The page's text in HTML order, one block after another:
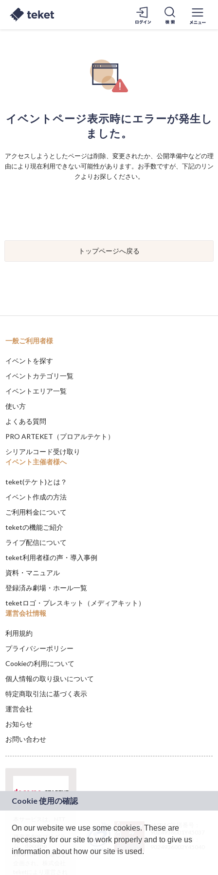
イベントページ表示時にエラーが発生し
ました。
アクセスしようとしたページは削除、変更されたか、公開準備中などの理
由により現在利用できない可能性があります。お手数ですが、下記のリン
クよりお探しください。
トップページへ戻る
一般ご利用者様
イベントを探す
イベントカテゴリ一覧
イベントエリア一覧
使い方
よくある質問
PRO ARTEKET（プロアルテケト）
シリアルコード受け取り
イベント主催者様へ
teket(テケト)とは？
イベント作成の方法
ご利用料金について
teketの機能ご紹介
ライブ配信について
teket利用者様の声・導入事例
資料・マニュアル
登録済み劇場・ホール一覧
teketロゴ・プレスキット（メディアキット）
運営会社情報
利用規約
プライバシーポリシー
Cookieの利用について
個人情報の取り扱いについて
特定商取引法に基づく表示
運営会社
お知らせ
お問い合わせ
ドコモグループの新
規事業創出プログラ
ム「docomo
STARTUP」を通じて
JASRAC許諾番号：
9024936001Y45037
JASRAC許諾番号：
On our website we use some cookies. These are
necessary for our site to work properly and to give us
information about how our site is used.